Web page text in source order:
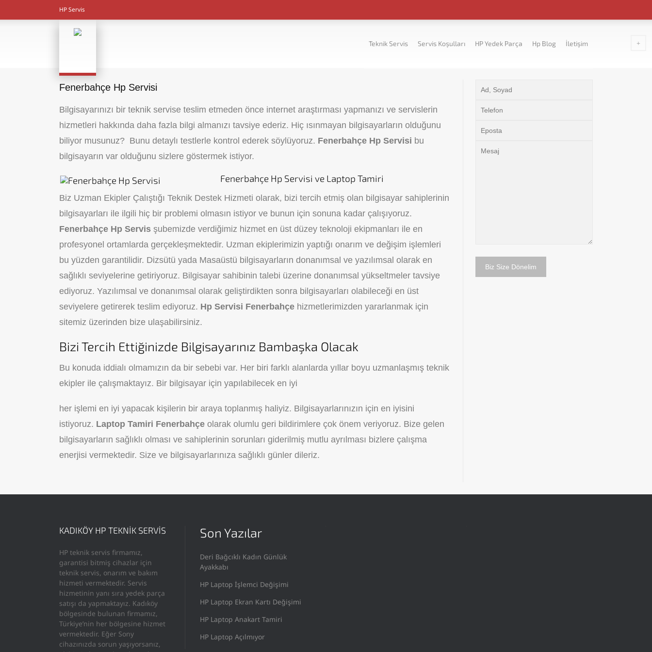
HP Servis
Teknik Servis Servis Koşulları HP Yedek Parça Hp Blog İletişim
Fenerbahçe Hp Servisi
Bilgisayarınızı bir teknik servise teslim etmeden önce internet araştırması yapmanızı ve servislerin
hizmetleri hakkında daha fazla bilgi almanızı tavsiye ederiz. Hiç ısınmayan bilgisayarların olduğunu
biliyor musunuz? Bunu detaylı testlerle kontrol ederek söylüyoruz. Fenerbahçe Hp Servisi bu
bilgisayarın var olduğunu sizlere göstermek istiyor.
Fenerbahçe Hp Servisi ve Laptop Tamiri
Biz Uzman Ekipler Çalıştığı Teknik Destek Hizmeti olarak, bizi tercih etmiş olan bilgisayar sahiplerinin
bilgisayarları ile ilgili hiç bir problemi olmasın istiyor ve bunun için sonuna kadar çalışıyoruz.
Fenerbahçe Hp Servis şubemizde verdiğimiz hizmet en üst düzey teknoloji ekipmanları ile en
profesyonel ortamlarda gerçekleşmektedir. Uzman ekiplerimizin yaptığı onarım ve değişim işlemleri
bu yüzden garantilidir. Dizsütü yada Masaüstü bilgisayarların donanımsal ve yazılımsal olarak en
sağlıklı seviyelerine getiriyoruz. Bilgisayar sahibinin talebi üzerine donanımsal yükseltmeler tavsiye
ediyoruz. Yazılımsal ve donanımsal olarak geliştirdikten sonra bilgisayarları olabileceği en üst
seviyelere getirerek teslim ediyoruz. Hp Servisi Fenerbahçe hizmetlerimizden yararlanmak için
sitemiz üzerinden bize ulaşabilirsiniz.
Bizi Tercih Ettiğinizde Bilgisayarınız Bambaşka Olacak
Bu konuda iddialı olmamızın da bir sebebi var. Her biri farklı alanlarda yıllar boyu uzmanlaşmış teknik
ekipler ile çalışmaktayız. Bir bilgisayar için yapılabilecek en iyi
her işlemi en iyi yapacak kişilerin bir araya toplanmış haliyiz. Bilgisayarlarınızın için en iyisini
istiyoruz. Laptop Tamiri Fenerbahçe olarak olumlu geri bildirimlere çok önem veriyoruz. Bize gelen
bilgisayarların sağlıklı olması ve sahiplerinin sorunları giderilmiş mutlu ayrılması bizlere çalışma
enerjisi vermektedir. Size ve bilgisayarlarınıza sağlıklı günler dileriz.
KADIKÖY HP TEKNİK SERVİS
HP teknik servis firmamız,
garantisi bitmiş cihazlar için
teknik servis, onarım ve bakım
hizmeti vermektedir. Servis
hizmetinin yanı sıra yedek parça
satışı da yapmaktayız. Kadıköy
bölgesinde bulunan firmamız,
Türkiye’nin her bölgesine hizmet
vermektedir. Eğer Sony
cihazınızda sorun yaşıyorsanız,
Son Yazılar
Deri Bağcıklı Kadın Günlük
Ayakkabı
HP Laptop İşlemci Değişimi
HP Laptop Ekran Kartı Değişimi
HP Laptop Anakart Tamiri
HP Laptop Açılmıyor